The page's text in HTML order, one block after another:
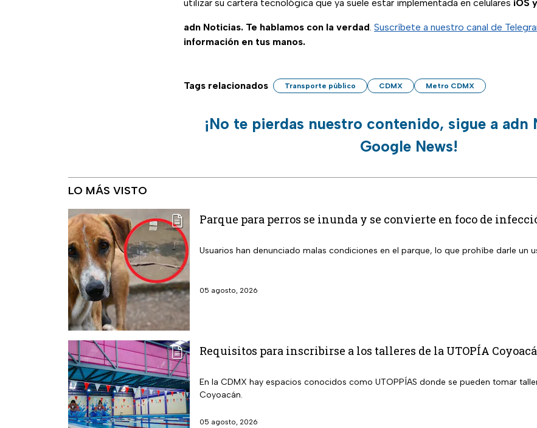
utilizar su cartera tecnológica que ya suele estar implementada en celulares iOS
adn Noticias. Te hablamos con la verdad. Suscríbete a nuestro canal de
información en tus manos.
Tags relacionados Transporte público CDMX Metro CDMX
¡No te pierdas nuestro contenido, sigue a adn
Google News!
LO MÁS VISTO
Parque para perros se inunda y se convierte en foco de
Usuarios han denunciado malas condiciones en el parque, lo que prohíbe darle un
05 agosto, 2026
Requisitos para inscribirse a los talleres de la UTOPÍA
En la CDMX hay espacios conocidos como UTOPPÍAS donde se pueden tomar
Coyoacán.
05 agosto, 2026